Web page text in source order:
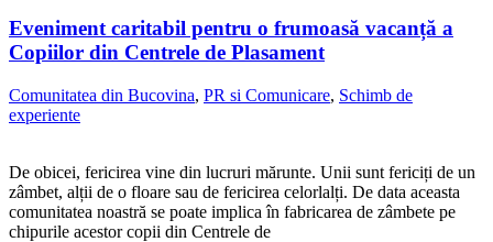
Eveniment caritabil pentru o frumoasă vacanță a
Copiilor din Centrele de Plasament
Comunitatea din Bucovina, PR si Comunicare, Schimb de
experiente
De obicei, fericirea vine din lucruri mărunte. Unii sunt fericiți de un
zâmbet, alții de o floare sau de fericirea celorlalți. De data aceasta
comunitatea noastră se poate implica în fabricarea de zâmbete pe
chipurile acestor copii din Centrele de